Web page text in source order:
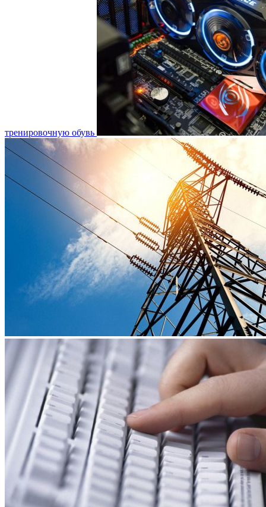
тренировочную обувь